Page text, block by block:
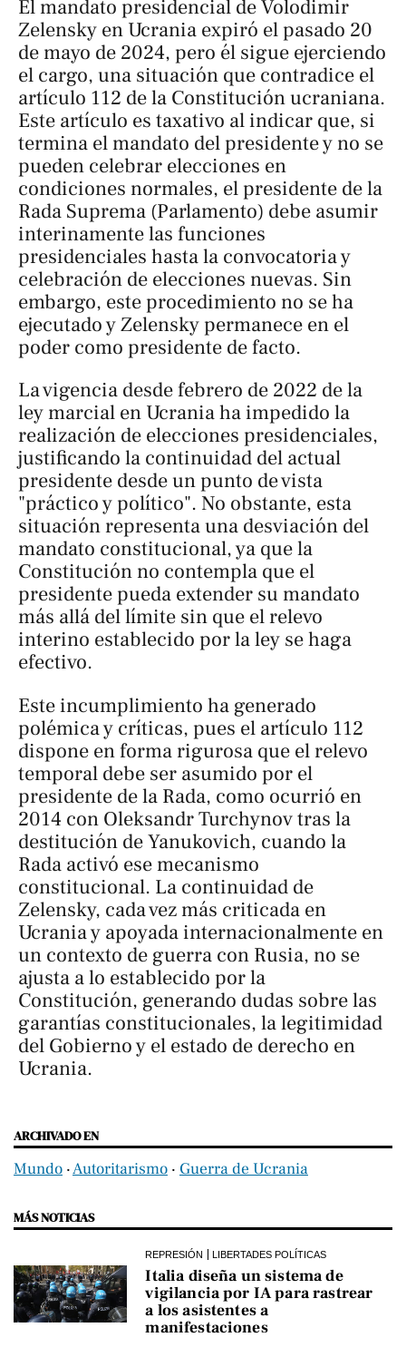
El mandato presidencial de Volodimir
Zelensky en Ucrania expiró el pasado 20
de mayo de 2024, pero él sigue ejerciendo
el cargo, una situación que contradice el
artículo 112 de la Constitución ucraniana.
Este artículo es taxativo al indicar que, si
termina el mandato del presidente y no se
pueden celebrar elecciones en
condiciones normales, el presidente de la
Rada Suprema (Parlamento) debe asumir
interinamente las funciones
presidenciales hasta la convocatoria y
celebración de elecciones nuevas. Sin
embargo, este procedimiento no se ha
ejecutado y Zelensky permanece en el
poder como presidente de facto.
La vigencia desde febrero de 2022 de la
ley marcial en Ucrania ha impedido la
realización de elecciones presidenciales,
justificando la continuidad del actual
presidente desde un punto de vista
"práctico y político". No obstante, esta
situación representa una desviación del
mandato constitucional, ya que la
Constitución no contempla que el
presidente pueda extender su mandato
más allá del límite sin que el relevo
interino establecido por la ley se haga
efectivo.
Este incumplimiento ha generado
polémica y críticas, pues el artículo 112
dispone en forma rigurosa que el relevo
temporal debe ser asumido por el
presidente de la Rada, como ocurrió en
2014 con Oleksandr Turchynov tras la
destitución de Yanukovich, cuando la
Rada activó ese mecanismo
constitucional. La continuidad de
Zelensky, cada vez más criticada en
Ucrania y apoyada internacionalmente en
un contexto de guerra con Rusia, no se
ajusta a lo establecido por la
Constitución, generando dudas sobre las
garantías constitucionales, la legitimidad
del Gobierno y el estado de derecho en
Ucrania.
ARCHIVADO EN
Mundo ‧Autoritarismo ‧ Guerra de Ucrania
MÁS NOTICIAS
REPRESIÓN LIBERTADES POLÍTICAS
Italia diseña un sistema de
vigilancia por IA para rastrear
a los asistentes a
manifestaciones